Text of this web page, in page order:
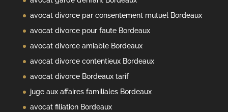
avocat divorce par consentement mutuel Bordeaux
avocat divorce pour faute Bordeaux
avocat divorce amiable Bordeaux
avocat divorce contentieux Bordeaux
avocat divorce Bordeaux tarif
juge aux affaires familiales Bordeaux
avocat filiation Bordeaux